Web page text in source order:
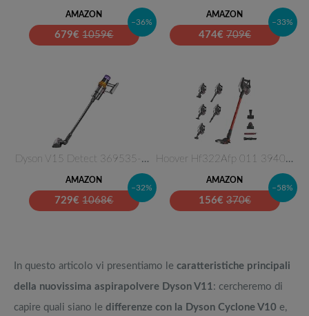
AMAZON
679€ 1059€
–36%
AMAZON
474€ 709€
–33%
Dyson V15 Detect 369535-01, As…
AMAZON
729€ 1068€
–32%
Hoover Hf322Afp 011 39400957 S…
AMAZON
156€ 370€
–58%
In questo articolo vi presentiamo le caratteristiche principali
della nuovissima aspirapolvere Dyson V11: cercheremo di
capire quali siano le differenze con la Dyson Cyclone V10 e,